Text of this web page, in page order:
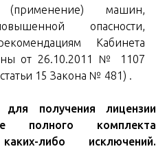
машин,
опасности,
Кабинета
от 26.10.2011 № 1107
15 Закона № 481) .
получения лицензии
полного комплекта
либо исключений.